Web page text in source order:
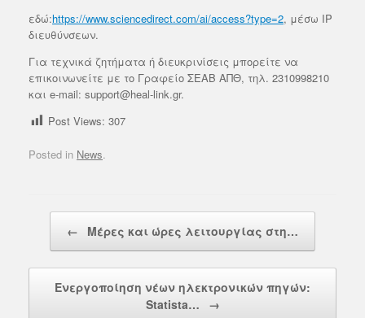
εδώ:https://www.sciencedirect.com/ai/access?type=2, μέσω IP
διευθύνσεων.
Για τεχνικά ζητήματα ή διευκρινίσεις μπορείτε να
επικοινωνείτε με το Γραφείο ΣΕΑΒ ΑΠΘ, τηλ. 2310998210
και e-mail: support@heal-link.gr.
Post Views: 307
Posted in News.
← Μέρες και ώρες λειτουργίας στη…
Ενεργοποίηση νέων ηλεκτρονικών πηγών:
Statista…
→